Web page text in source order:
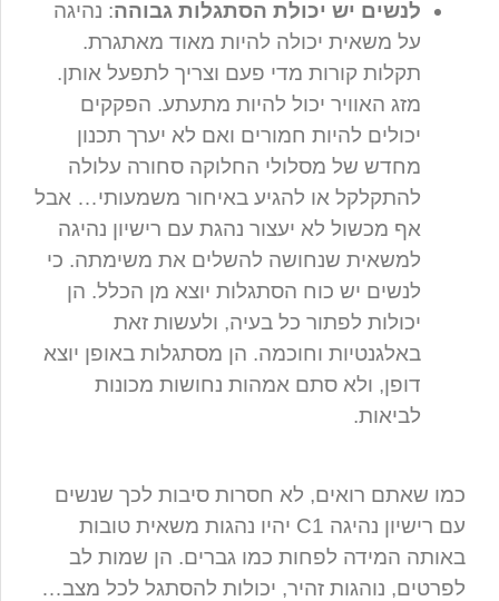
לנשים יש יכולת הסתגלות גבוהה: נהיגה
על משאית יכולה להיות מאוד מאתגרת.
תקלות קורות מדי פעם וצריך לתפעל אותן.
מזג האוויר יכול להיות מתעתע. הפקקים
יכולים להיות חמורים ואם לא יערך תכנון
מחדש של מסלולי החלוקה סחורה עלולה
להתקלקל או להגיע באיחור משמעותי… אבל
אף מכשול לא יעצור נהגת עם רישיון נהיגה
למשאית שנחושה להשלים את משימתה. כי
לנשים יש כוח הסתגלות יוצא מן הכלל. הן
יכולות לפתור כל בעיה, ולעשות זאת
באלגנטיות וחוכמה. הן מסתגלות באופן יוצא
דופן, ולא סתם אמהות נחושות מכונות
לביאות.
כמו שאתם רואים, לא חסרות סיבות לכך שנשים
עם רישיון נהיגה C1 יהיו נהגות משאית טובות
באותה המידה לפחות כמו גברים. הן שמות לב
לפרטים, נוהגות זהיר, יכולות להסתגל לכל מצב…